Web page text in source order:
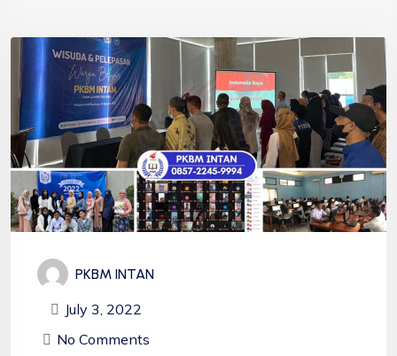
PKBM INTAN
July 3, 2022
No Comments